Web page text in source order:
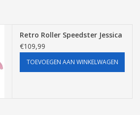
Retro Roller Speedster Jessica
€109,99
TOEVOEGEN AAN WINKELWAGEN